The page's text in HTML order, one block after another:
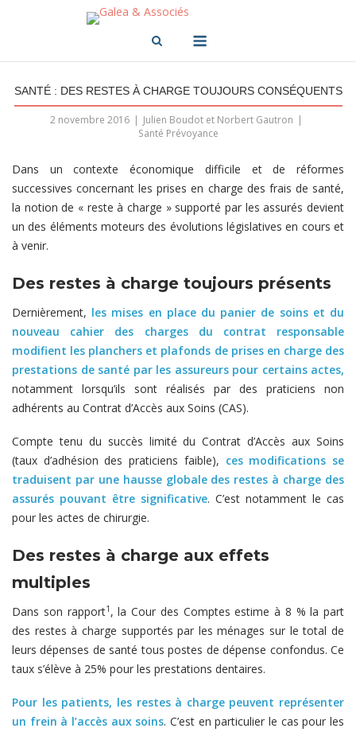
SANTÉ : DES RESTES À CHARGE TOUJOURS CONSÉQUENTS
2 novembre 2016
Julien Boudot et Norbert Gautron
Santé Prévoyance
Dans un contexte économique difficile et de réformes
successives concernant les prises en charge des frais de santé,
la notion de « reste à charge » supporté par les assurés devient
un des éléments moteurs des évolutions législatives en cours et
à venir.
Des restes à charge toujours présents
Dernièrement, les mises en place du panier de soins et du
nouveau cahier des charges du contrat responsable
modifient les planchers et plafonds de prises en charge des
prestations de santé par les assureurs pour certains actes,
notamment lorsqu’ils sont réalisés par des praticiens non
adhérents au Contrat d’Accès aux Soins (CAS).
Compte tenu du succès limité du Contrat d’Accès aux Soins
(taux d’adhésion des praticiens faible), ces modifications se
traduisent par une hausse globale des restes à charge des
assurés pouvant être significative. C’est notamment le cas
pour les actes de chirurgie.
Des restes à charge aux effets
multiples
Dans son rapport1 , la Cour des Comptes estime à 8 % la part
des restes à charge supportés par les ménages sur le total de
leurs dépenses de santé tous postes de dépense confondus. Ce
taux s’élève à 25% pour les prestations dentaires.
Pour les patients, les restes à charge peuvent représenter
un frein à l’accès aux soins. C’est en particulier le cas pour les